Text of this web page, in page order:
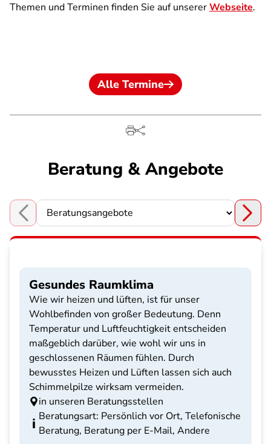
Themen und Terminen finden Sie auf unsererWebseite.
Alle Termine
Beratung & Angebote
Choose a section
Gesundes Raumklima
Wie wir heizen und lüften, ist für unser
Wohlbefinden von großer Bedeutung. Denn
Temperatur und Luftfeuchtigkeit entscheiden
maßgeblich darüber, wie wohl wir uns in
geschlossenen Räumen fühlen. Durch
bewusstes Heizen und Lüften lassen sich auch
Schimmelpilze wirksam vermeiden.
in unseren Beratungsstellen
Beratungsart: Persönlich vor Ort, Telefonische
Beratung, Beratung per E-Mail, Andere